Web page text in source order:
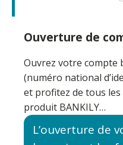
Ouverture de
Ouvrez votre compte
(numéro national
et profitez de tous
produit BANKILY…
L’ouverture de